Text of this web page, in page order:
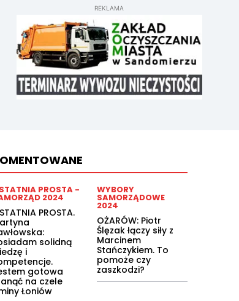
REKLAMA
PROSTA -
2024
PROSTA.
solidną
i
gotowa
na czele
Łoniów
WYBORY
SAMORZĄDOWE
2024
OŻARÓW: Piotr
Ślęzak łączy siły z
Marcinem
Stańczykiem. To
pomoże czy
zaszkodzi?